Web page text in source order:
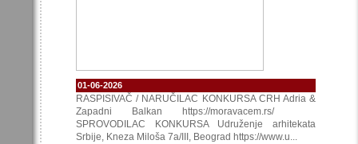
01-06-2026
RASPISIVAČ / NARUČILAC KONKURSA CRH Adria &
Zapadni Balkan https://moravacem.rs/
SPROVODILAC KONKURSA Udruženje arhitekata
Srbije, Kneza Miloša 7a/III, Beograd https://www.u...